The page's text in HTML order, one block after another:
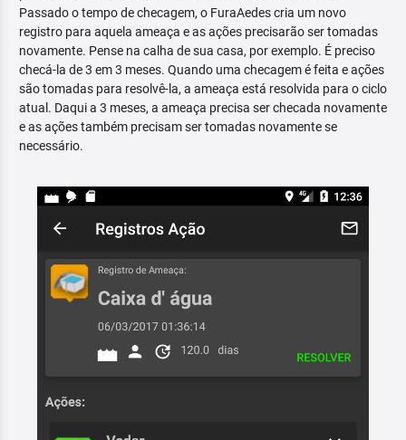
Passado o tempo de checagem, o FuraAedes cria um novo
registro para aquela ameaça e as ações precisarão ser tomadas
novamente. Pense na calha de sua casa, por exemplo. É preciso
checá-la de 3 em 3 meses. Quando uma checagem é feita e ações
são tomadas para resolvê-la, a ameaça está resolvida para o ciclo
atual. Daqui a 3 meses, a ameaça precisa ser checada novamente
e as ações também precisam ser tomadas novamente se
necessário.